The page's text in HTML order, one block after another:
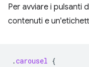
Per avviare i pulsanti
contenuti e
.carousel {